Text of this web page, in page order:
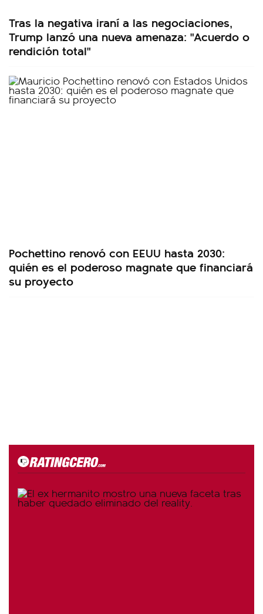
Tras la negativa iraní a las negociaciones,
Trump lanzó una nueva amenaza: "Acuerdo o
rendición total"
Pochettino renovó con EEUU hasta 2030:
quién es el poderoso magnate que financiará
su proyecto